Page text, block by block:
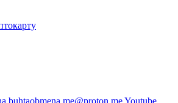
buhtaobmena.me@proton.meYoutube